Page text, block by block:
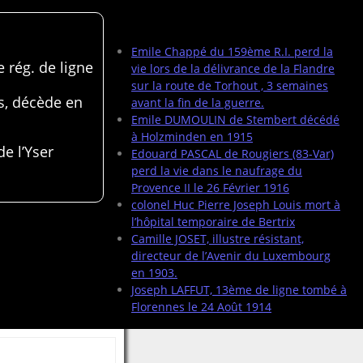
Emile Chappé du 159ème R.I. perd la
vie lors de la délivrance de la Flandre
sur la route de Torhout , 3 semaines
avant la fin de la guerre.
Emile DUMOULIN de Stembert décédé
à Holzminden en 1915
Edouard PASCAL de Rougiers (83-Var)
perd la vie dans le naufrage du
Provence II le 26 Février 1916
colonel Huc Pierre Joseph Louis mort à
l’hôpital temporaire de Bertrix
Camille JOSET, illustre résistant,
directeur de l’Avenir du Luxembourg
en 1903.
Joseph LAFFUT, 13ème de ligne tombé à
Florennes le 24 Août 1914
rég. de ligne
décède en
l’Yser